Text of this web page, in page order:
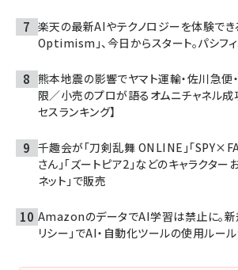
楽天の最新AIやテクノロジーを体験で
Optimism」、今日からスタート。パシフ
熊本地震の影響でヤマト運輸・佐川急便
限／小売のプロが語るオムニチャネル成
セスランキング】
千趣会が「刀剣乱舞 ONLINE」「
さん」「ズートピア2」などのキャラクター
ネット」で販売
AmazonのデータでAI学習は禁止に。新
リシー」でAI・自動化ツールの使用ルー